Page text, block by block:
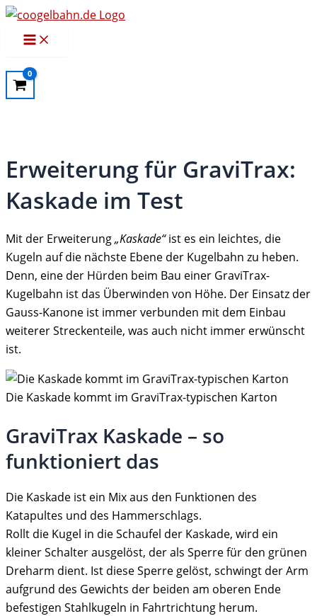
Zum
InhaltMain
Menu
Erweiterung für GraviTrax:
Kaskade im Test
Mit der Erweiterung„Kaskade“ist es ein leichtes, die
Kugeln auf die nächste Ebene der Kugelbahn zu heben.
Denn, eine der Hürden beim Bau einer GraviTrax-
Kugelbahn ist das Überwinden von Höhe. Der Einsatz der
Gauss-Kanone ist immer verbunden mit dem Einbau
weiterer Streckenteile, was auch nicht immer erwünscht
ist.
Die Kaskade kommt im GraviTrax-typischen Karton
GraviTrax Kaskade – so
funktioniert das
Die Kaskade ist ein Mix aus den Funktionen des
Katapultes und des Hammerschlags.
Rollt die Kugel in die Schaufel der Kaskade, wird ein
kleiner Schalter ausgelöst, der als Sperre für den grünen
Dreharm dient. Ist diese Sperre gelöst, schwingt der Arm
aufgrund des Gewichts der beiden am oberen Ende
befestigen Stahlkugeln in Fahrtrichtung herum.